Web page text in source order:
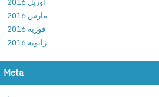
ا
ن
د
ر
و
د
مارس 2016
فوریه 2016
ژانویه 2016
Meta